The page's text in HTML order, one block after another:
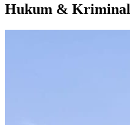
Hukum & Kriminal